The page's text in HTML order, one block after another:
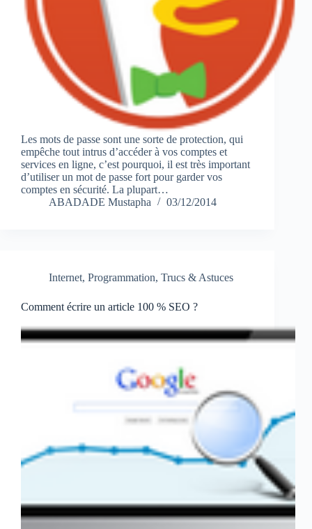
Les mots de passe sont une sorte de protection, qui
empêche tout intrus d’accéder à vos comptes et
services en ligne, c’est pourquoi, il est très important
d’utiliser un mot de passe fort pour garder vos
comptes en sécurité. La plupart…
ABADADE Mustapha
03/12/2014
Internet, Programmation, Trucs & Astuces
Comment écrire un article 100 % SEO ?